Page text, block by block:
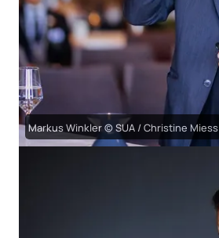
Markus Winkler © SUA / Christine Miess